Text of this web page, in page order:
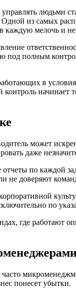
людьми
из самых
мелочь и
под полным
в
начинает
может
даже
по каждой
не доверяют
по
где работают
понесет убытки.